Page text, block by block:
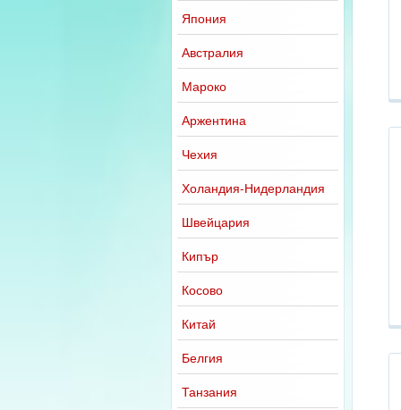
Япония
Австралия
Мароко
Аржентина
Чехия
Холандия-Нидерландия
Швейцария
Кипър
Косово
Китай
Белгия
Танзания